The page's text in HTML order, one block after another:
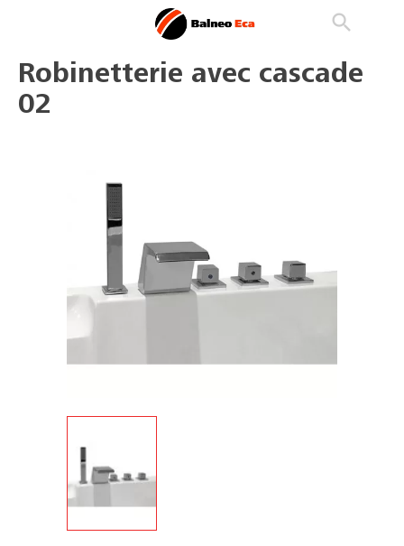
search
Robinetterie avec cascade
02